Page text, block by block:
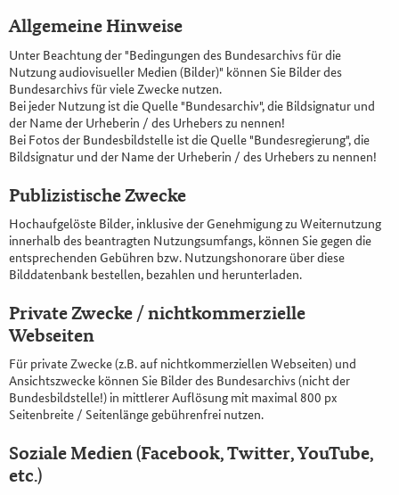
Allgemeine Hinweise
Unter Beachtung der "Bedingungen des Bundesarchivs für die
Nutzung audiovisueller Medien (Bilder)" können Sie Bilder des
Bundesarchivs für viele Zwecke nutzen.
Bei jeder Nutzung ist die Quelle "Bundesarchiv", die Bildsignatur und
der Name der Urheberin / des Urhebers zu nennen!
Bei Fotos der Bundesbildstelle ist die Quelle "Bundesregierung", die
Bildsignatur und der Name der Urheberin / des Urhebers zu nennen!
Publizistische Zwecke
Hochaufgelöste Bilder, inklusive der Genehmigung zu Weiternutzung
innerhalb des beantragten Nutzungsumfangs, können Sie gegen die
entsprechenden Gebühren bzw. Nutzungshonorare über diese
Bilddatenbank bestellen, bezahlen und herunterladen.
Private Zwecke / nichtkommerzielle
Webseiten
Für private Zwecke (z.B. auf nichtkommerziellen Webseiten) und
Ansichtszwecke können Sie Bilder des Bundesarchivs (nicht der
Bundesbildstelle!) in mittlerer Auflösung mit maximal 800 px
Seitenbreite / Seitenlänge gebührenfrei nutzen.
Soziale Medien (Facebook, Twitter, YouTube,
etc.)